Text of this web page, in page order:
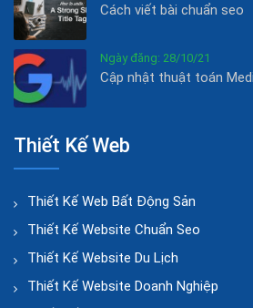
Cách viết bài chuẩn seo
Ngày đăng: 28/10/21
Cập nhật thuật toán
Thiết Kế Web
Thiết Kế Web Bất Động Sản
Thiết Kế Website Chuẩn Seo
Thiết Kế Website Du Lịch
Thiết Kế Website Doanh Nghiệp